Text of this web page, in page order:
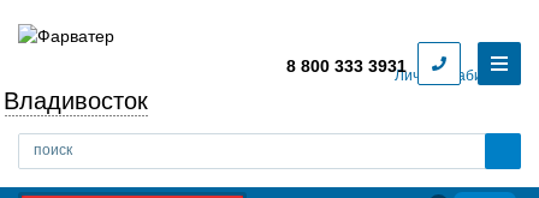
Личный кабинет
Владивосток
8 800 333 3931